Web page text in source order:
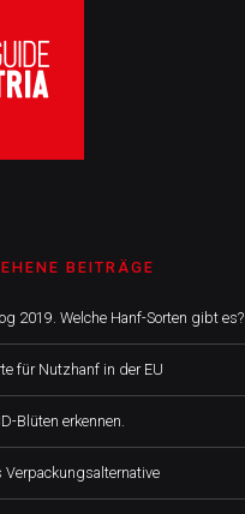
BEITRÄGE
2019. Welche Hanf-Sorten gibt es?
für Nutzhanf in der EU
Blüten erkennen.
Verpackungsalternative